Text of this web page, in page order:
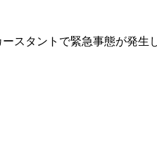
スタントで緊急事態が発生